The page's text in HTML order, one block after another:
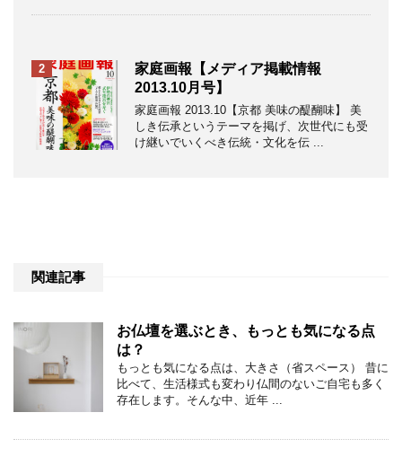
2
家庭画報【メディア掲載情報
2013.10月号】
家庭画報 2013.10【京都 美味の醍醐味】 美
しき伝承というテーマを掲げ、次世代にも受
け継いでいくべき伝統・文化を伝 ...
関連記事
お仏壇を選ぶとき、もっとも気になる点
は？
もっとも気になる点は、大きさ（省スペース） 昔に
比べて、生活様式も変わり仏間のないご自宅も多く
存在します。そんな中、近年 ...